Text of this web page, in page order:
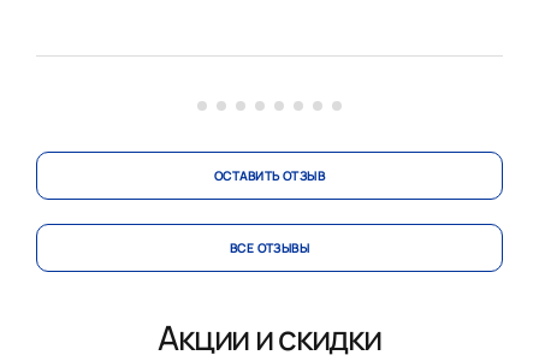
Спасибо.
ОСТАВИТЬ ОТЗЫВ
ВСЕ ОТЗЫВЫ
Акции и скидки